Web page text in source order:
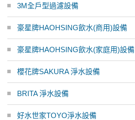
3M全戶型過濾設備
豪星牌HAOHSING飲水(商用)設備
豪星牌HAOHSING飲水(家庭用)設備
櫻花牌SAKURA 淨水設備
BRITA 淨水設備
好水世家TOYO淨水設備